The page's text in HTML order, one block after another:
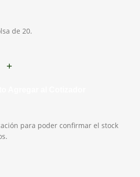
de 20.
cantidad
+
para poder confirmar el stock